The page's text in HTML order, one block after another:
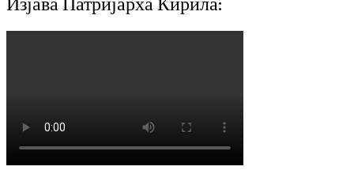
Изјава Патријарха Кирила: